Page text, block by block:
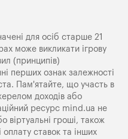
для осіб старше 21
може викликати ігрову
(принципів)
перших ознак залежності
Пам'ятайте, що участь в
доходів або
ресурс mind.ua не
віртуальні гроші, також
ставок та інших